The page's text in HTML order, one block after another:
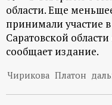
ы
й
п
области. Еще
принимали участие
Саратовской
сообщает издание.
Чирикова Платон